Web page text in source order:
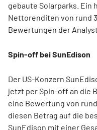
gebaute Solarparks. Ein
Nettorenditen von rund
Bewertungen der
Spin-off bei SunEdison
Der US-Konzern
jetzt per Spin-off an die
eine Bewertung von
diesen Betrag auf die
SunEdison mit einer